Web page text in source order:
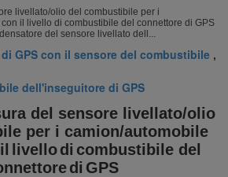
livellato/olio del combustibile per i
il livello di combustibile del connettore di GPS
del sensore livellato dell...
GPS con il sensore del combustibile ,
dell'inseguitore di GPS
del sensore livellato/olio
per i camion/automobile
livello di combustibile del
di GPS